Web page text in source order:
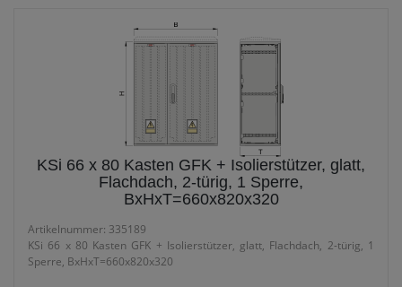
KSi 66 x 80 Kasten GFK + Isolierstützer, glatt,
Flachdach, 2-türig, 1 Sperre,
BxHxT=660x820x320
Artikelnummer: 335189
KSi 66 x 80 Kasten GFK + Isolierstützer, glatt, Flachdach, 2-türig, 1
Sperre, BxHxT=660x820x320